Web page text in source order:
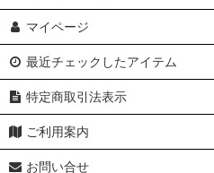
マイページ
最近チェックしたアイテム
特定商取引法表示
ご利用案内
お問い合せ